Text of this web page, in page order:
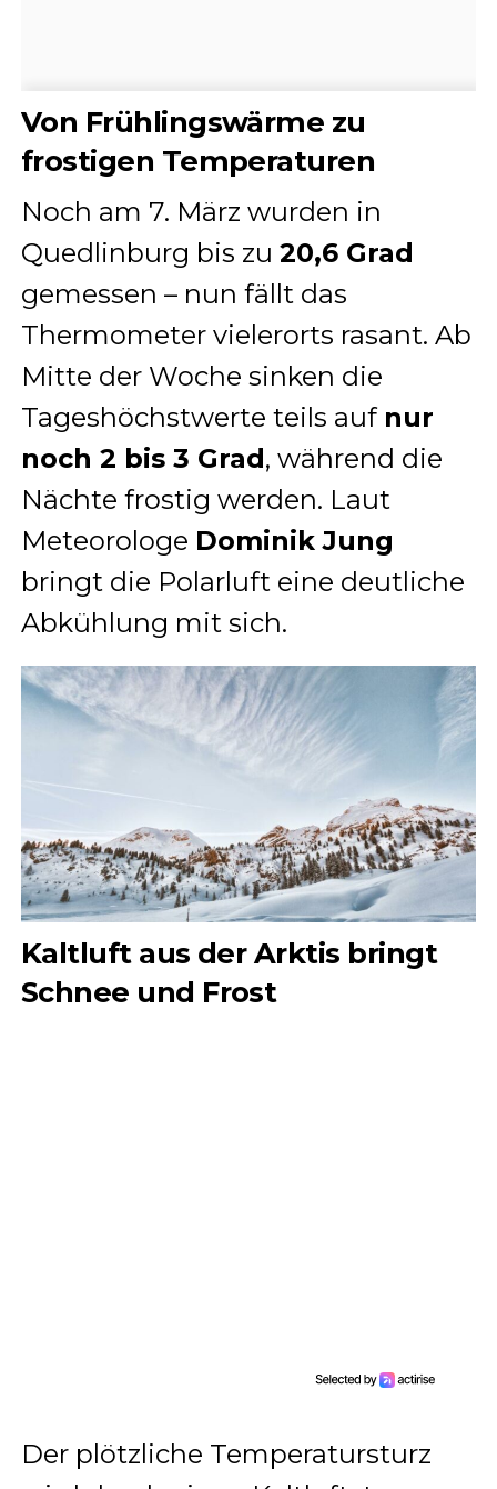
Von Frühlingswärme zu
frostigen Temperaturen
Noch am 7. März wurden in
Quedlinburg bis zu 20,6 Grad
gemessen – nun fällt das
Thermometer vielerorts rasant. Ab
Mitte der Woche sinken die
Tageshöchstwerte teils auf nur
noch 2 bis 3 Grad, während die
Nächte frostig werden. Laut
Meteorologe Dominik Jung
bringt die Polarluft eine deutliche
Abkühlung mit sich.
Kaltluft aus der Arktis bringt
Schnee und Frost
Der plötzliche Temperatursturz